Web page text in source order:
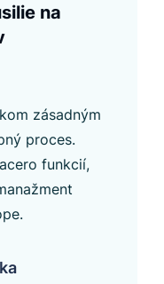
na
zásadným
proces.
funkcií,